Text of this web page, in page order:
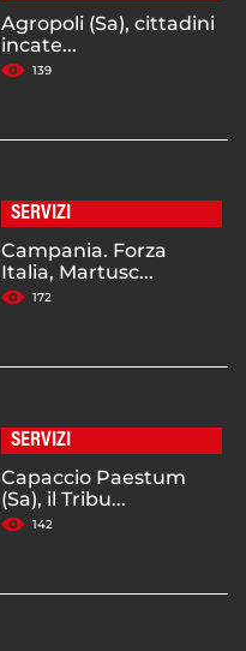
Agropoli (Sa), cittadini
incate...
139
SERVIZI
Campania. Forza
Italia, Martusc...
172
SERVIZI
Capaccio Paestum
(Sa), il Tribu...
142